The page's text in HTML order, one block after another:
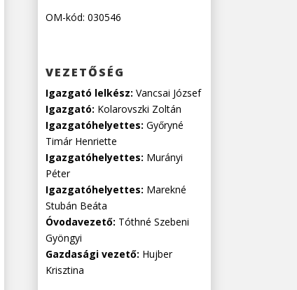
OM-kód: 030546
VEZETŐSÉG
Igazgató lelkész: Vancsai József
Igazgató: Kolarovszki Zoltán
Igazgatóhelyettes: Győryné
Timár Henriette
Igazgatóhelyettes: Murányi
Péter
Igazgatóhelyettes: Marekné
Stubán Beáta
Óvodavezető: Tóthné Szebeni
Gyöngyi
Gazdasági vezető: Hujber
Krisztina